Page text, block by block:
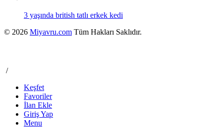
3 yaşında british tatlı erkek kedi
© 2026 Miyavru.com Tüm Hakları Saklıdır.
/
Keşfet
Favoriler
İlan Ekle
Giriş Yap
Menu